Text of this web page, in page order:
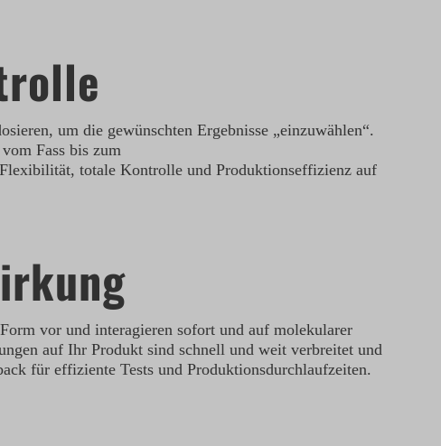
um die gewünschten Ergebnisse „einzuwählen“.
Fass bis zum
totale Kontrolle und Produktionseffizienz auf
vor und interagieren sofort und auf molekularer
auf Ihr Produkt sind schnell und weit verbreitet und
für effiziente Tests und Produktionsdurchlaufzeiten.